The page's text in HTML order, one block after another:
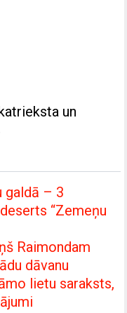
un
galdā – 3
“Zemeņu
Raimondam
dāvanu
lietu saraksts,